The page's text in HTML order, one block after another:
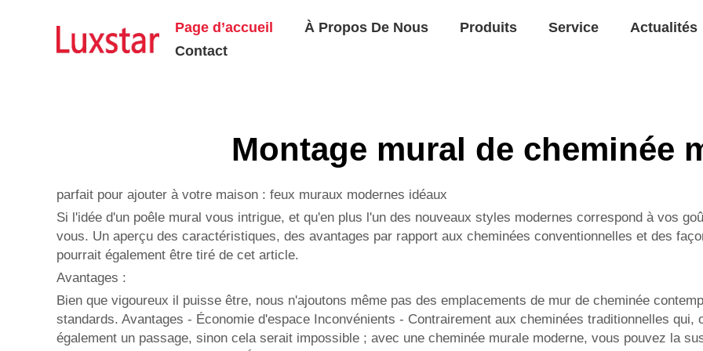
Page d’accueil À Propos De Nous Produits Service
Actualités
Contact
Montage mural de cheminée
parfait pour ajouter à votre maison : feux muraux modernes idéaux
Si l'idée d'un poêle mural vous intrigue, et qu'en plus l'un des nouveaux styles modernes correspond à vos
vous. Un aperçu des caractéristiques, des avantages par rapport aux cheminées conventionnelles et des
pourrait également être tiré de cet article.
Avantages :
Bien que vigoureux il puisse être, nous n'ajoutons même pas des emplacements de mur de cheminée
standards. Avantages - Économie d'espace Inconvénients - Contrairement aux cheminées traditionnelles qui,
également un passage, sinon cela serait impossible ; avec une cheminée murale moderne, vous pouvez la